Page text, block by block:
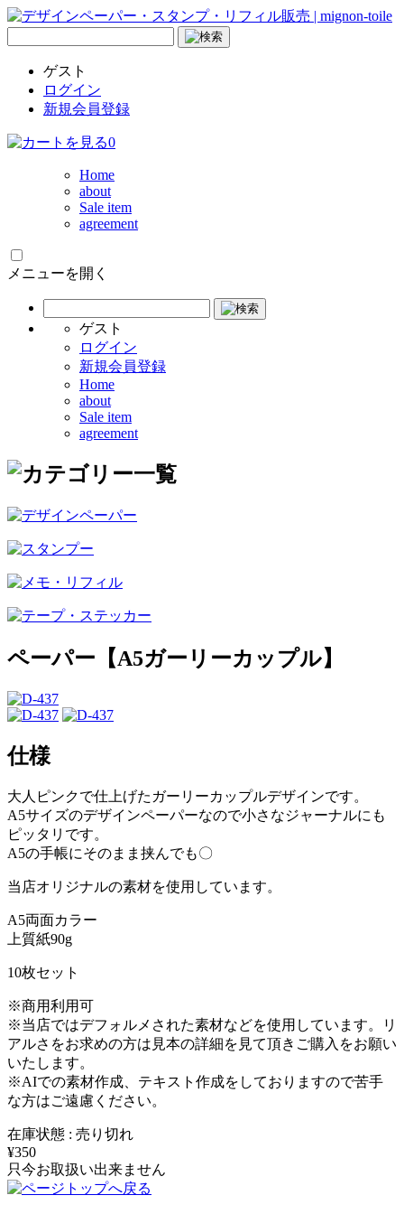
ゲスト
ログイン
新規会員登録
0
Home
about
Sale item
agreement
メニューを開く
ゲスト
ログイン
新規会員登録
Home
about
Sale item
agreement
ペーパー【A5ガーリーカップル】
仕様
大人ピンクで仕上げたガーリーカップルデザインです。
A5サイズのデザインペーパーなので小さなジャーナルにも
ピッタリです。
A5の手帳にそのまま挟んでも〇
当店オリジナルの素材を使用しています。
A5両面カラー
上質紙90g
10枚セット
※商用利用可
※当店ではデフォルメされた素材などを使用しています。リ
アルさをお求めの方は見本の詳細を見て頂きご購入をお願い
いたします。
※AIでの素材作成、テキスト作成をしておりますので苦手
な方はご遠慮ください。
在庫状態 : 売り切れ
¥350
只今お取扱い出来ません